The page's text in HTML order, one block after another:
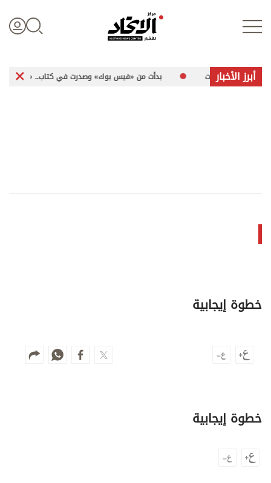
الأخبار العالمية
اقتصاد
الرياضة
الترفيه
فيديو
أبرز الأخبار
جُمل بلا كلمات بدأت من «فيس بوك» وصدرت في كتاب.. «رسائل مشفرة»
خطوة إيجابية
خطوة إيجابية